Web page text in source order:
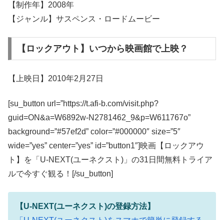
【制作年】2008年
【ジャンル】サスペンス・ロードムービー
【ロックアウト】いつから映画館で上映？
【上映日】2010年2月27日
[su_button url=”https://t.afi-b.com/visit.php?
guid=ON&a=W6892w-N2781462_9&p=W611767o”
background=”#57ef2d” color=”#000000″ size=”5″
wide=”yes” center=”yes” id=”button1″]映画【ロックアウ
ト】を「U-NEXT(ユーネクスト)」の31日間無料トライア
ルで今すぐ観る！[/su_button]
【U-NEXT(ユーネクスト)の登録方法】